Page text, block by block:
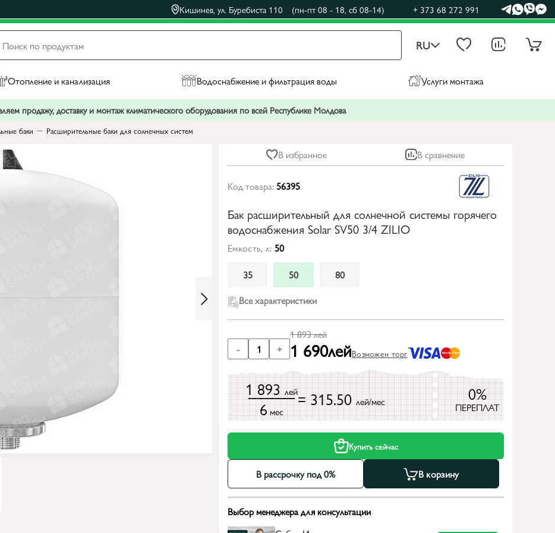
Кишинев, ул. Буребиста 110 (пн-пт 08 - 18, сб 08-14) + 373 68 272 991
RU
Отопление и канализация Водоснабжение и фильтрация воды Услуги монтажа
продажу, доставку и монтаж климатического оборудования по всей Республике Молдова
баки Расширительные баки для солнечных систем
В избранное В сравнение
Код товара:56395
Бак расширительный для солнечной системы горячего
водоснабжения Solar SV50 3/4 ZILIO
Емкость, л: 50
35
50
80
Все характеристики
- 1 +
1 893лей
1 690лейВозможен торг
1 893 лей
6 мес
= 315.50 лей/мес 0%
ПЕРЕПЛАТ
Купить сейчас
В рассрочку под 0% В корзину
Выбор менеджера для консультации